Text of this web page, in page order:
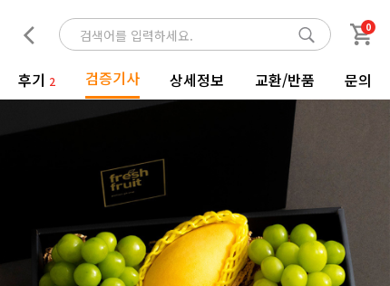
0
후기 2 검증기사 상세정보 교환/반품 문의